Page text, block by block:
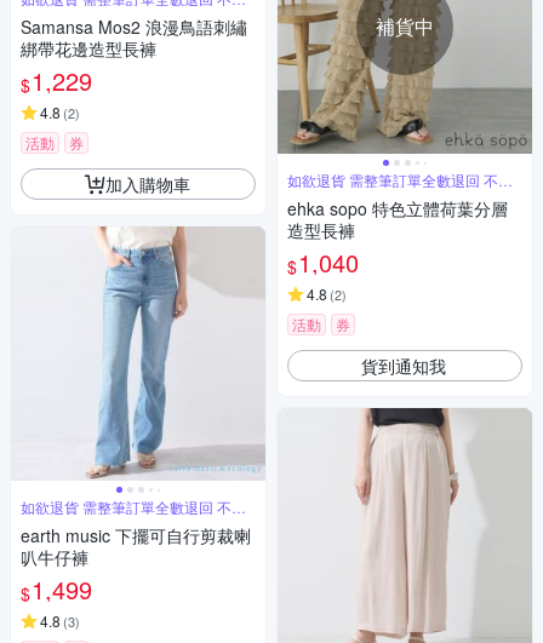
單退
Samansa Mos2 浪漫鳥語刺繡
綁帶花邊造型長褲
$1,229
4.8 (2)
活動 券
加入購物車
如欲退貨 需整筆訂單全數退回 不能
單退
earth music 下擺可自行剪裁喇
叭牛仔褲
$1,499
4.8 (3)
補貨中
如欲退貨 需整筆訂單全數退回 不能
單退
ehka sopo 特色立體荷葉分層
造型長褲
$1,040
4.8 (2)
活動 券
貨到通知我